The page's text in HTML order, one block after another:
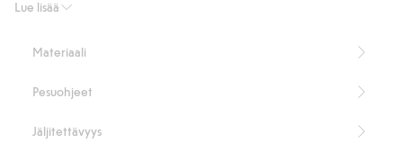
Lue lisää
Holkkihihat
Sisältää 57 % sertifioitua mohairia.
Materiaali
Pesuohjeet
Jäljitettävyys